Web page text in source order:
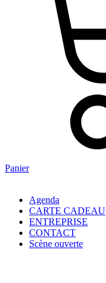
Panier
Agenda
CARTE CADEAU
ENTREPRISE
CONTACT
Scène ouverte